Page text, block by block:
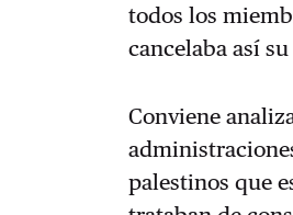
todos los
cancelaba así
Conviene
palestinos que